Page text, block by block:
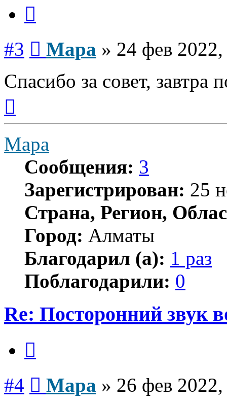
#3 Мара » 24 фев
Спасибо за совет,
началу
Мара
Сообщения: 3
Зарегистрирован: 25
Страна, Регион,
Город: Алматы
Благодарил (а): 1 раз
Поблагодарили: 0
Re: Посторонний звук
#4 Мара » 26 фев